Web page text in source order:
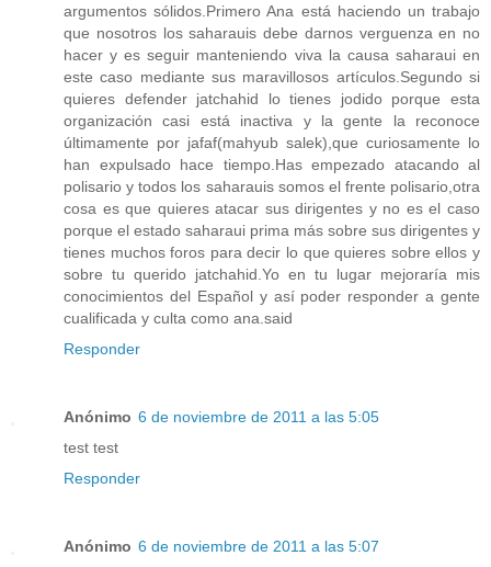
argumentos sólidos.Primero Ana está haciendo un trabajo
que nosotros los saharauis debe darnos verguenza en no
hacer y es seguir manteniendo viva la causa saharaui en
este caso mediante sus maravillosos artículos.Segundo si
quieres defender jatchahid lo tienes jodido porque esta
organización casi está inactiva y la gente la reconoce
últimamente por jafaf(mahyub salek),que curiosamente lo
han expulsado hace tiempo.Has empezado atacando al
polisario y todos los saharauis somos el frente polisario,otra
cosa es que quieres atacar sus dirigentes y no es el caso
porque el estado saharaui prima más sobre sus dirigentes y
tienes muchos foros para decir lo que quieres sobre ellos y
sobre tu querido jatchahid.Yo en tu lugar mejoraría mis
conocimientos del Español y así poder responder a gente
cualificada y culta como ana.said
Responder
Anónimo 6 de noviembre de 2011 a las 5:05
test test
Responder
Anónimo 6 de noviembre de 2011 a las 5:07